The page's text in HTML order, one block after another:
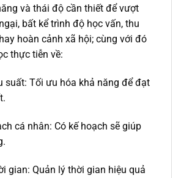
và thái độ cần thiết để vượt
bất kể trình độ học vấn, thu
hoàn cảnh xã hội; cùng với đó
thực tiễn về:
suất: Tối ưu hóa khả năng để đạt
cá nhân: Có kế hoạch sẽ giúp
gian: Quản lý thời gian hiệu quả